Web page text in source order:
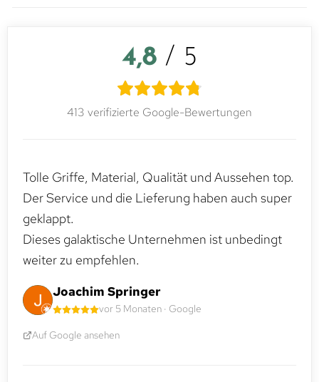
4,8 / 5
413 verifizierte Google-Bewertungen
Tolle Griffe, Material, Qualität und Aussehen top.
Der Service und die Lieferung haben auch super
geklappt.
Dieses galaktische Unternehmen ist unbedingt
weiter zu empfehlen.
Joachim Springer
vor 5 Monaten · Google
Auf Google ansehen